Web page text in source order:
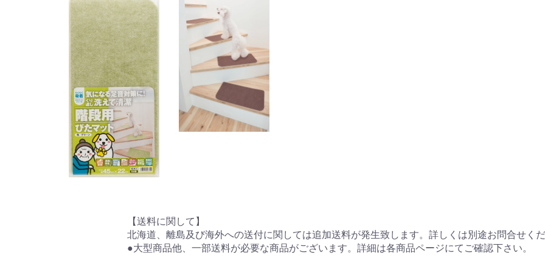
【送料に関して】
北海道、離島及び海外への送付に関しては追加送料が発生致します。詳しくは別途お問合せく
●大型商品他、一部送料が必要な商品がございます。詳細は各商品ページにてご確認下さい。